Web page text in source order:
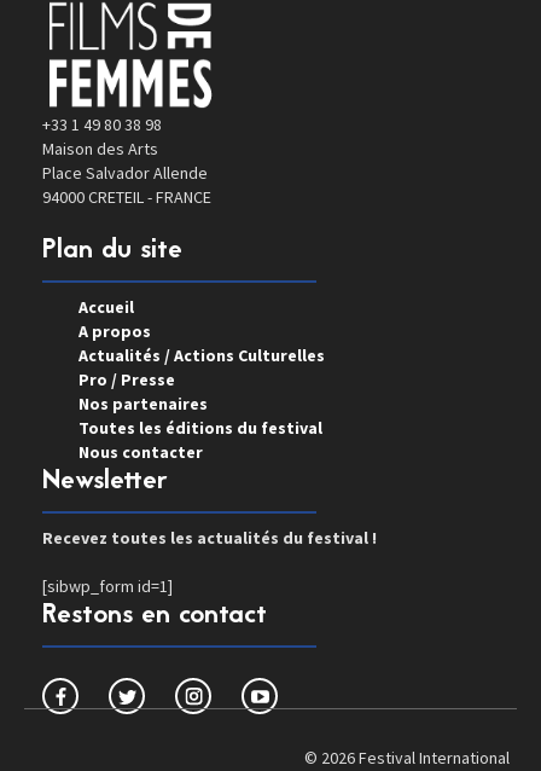
+33 1 49 80 38 98
Maison des Arts
Place Salvador Allende
94000 CRETEIL - FRANCE
Plan du site
Accueil
A propos
Actualités / Actions Culturelles
Pro / Presse
Nos partenaires
Toutes les éditions du festival
Nous contacter
Newsletter
Recevez toutes les actualités du festival !
[sibwp_form id=1]
Restons en contact
© 2026 Festival International